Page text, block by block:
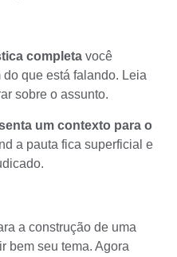
completa você
que está falando. Leia
sobre o assunto.
um contexto para o
a pauta fica superficial e
a construção de uma
bem seu tema. Agora